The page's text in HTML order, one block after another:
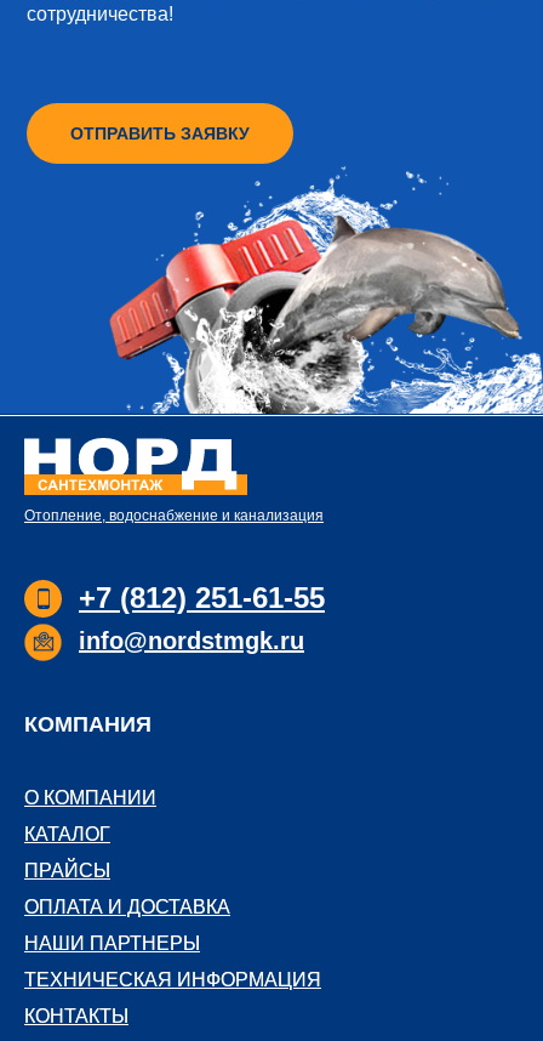
сотрудничества!
ОТПРАВИТЬ ЗАЯВКУ
Отопление, водоснабжение и канализация
+7 (812) 251-61-55
info@nordstmgk.ru
О КОМПАНИИ
О КОМПАНИИ
КАТАЛОГ
КАТАЛОГ
ПРАЙСЫ
ПРАЙСЫ
ОПЛАТА И ДОСТАВКА
ОПЛАТА И ДОСТАВКА
КОМПАНИЯ
НАШИ ПАРТНЕРЫ
НАШИ ПАРТНЕРЫ
ТЕХНИЧЕСКАЯ ИНФОРМАЦИЯ
ТЕХНИЧЕСКАЯ ИНФОРМАЦИЯ
КОНТАКТЫ
КОНТАКТЫ